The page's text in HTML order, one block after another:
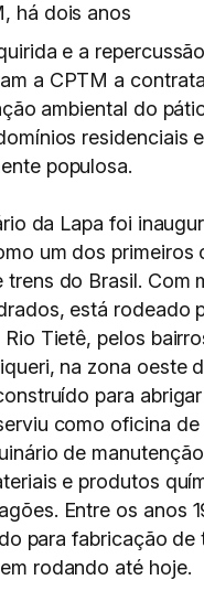
há dois anos
e a
a CPTM a
ambiental do
residenciais
populosa.
da Lapa foi
um dos primeiros
trens do Brasil. Com
está rodeado
Tietê, pelos
na zona oeste
para
como oficina de
de
e produtos
Entre os anos
para fabricação de
rodando até hoje.